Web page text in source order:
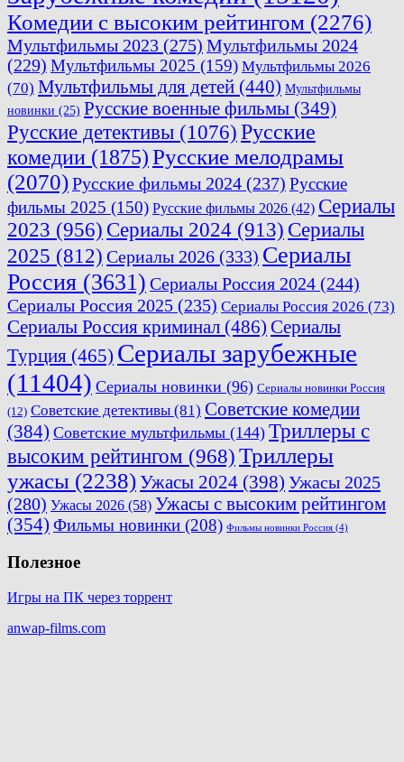
Комедии с высоким рейтингом (2276)
Мультфильмы 2023 (275) Мультфильмы 2024
(229) Мультфильмы 2025 (159) Мультфильмы 2026
(70) Мультфильмы для детей (440) Мультфильмы
новинки (25) Русские военные фильмы (349)
Русские детективы (1076)Русские
комедии (1875)Русские мелодрамы
(2070)Русские фильмы 2024 (237) Русские
фильмы 2025 (150) Русские фильмы 2026 (42) Сериалы
2023 (956) Сериалы 2024 (913) Сериалы
2025 (812) Сериалы 2026 (333) Сериалы
Россия (3631) Сериалы Россия 2024 (244)
Сериалы Россия 2025 (235) Сериалы Россия 2026 (73)
Сериалы Россия криминал (486) Сериалы
Турция (465) Сериалы зарубежные
(11404) Сериалы новинки (96) Сериалы новинки Россия
(12) Советские детективы (81) Советские комедии
(384) Советские мультфильмы (144) Триллеры с
высоким рейтингом (968) Триллеры
ужасы (2238)Ужасы 2024 (398) Ужасы 2025
(280) Ужасы 2026 (58) Ужасы с высоким рейтингом
(354) Фильмы новинки (208) Фильмы новинки Россия (4)
Полезное
Игры на ПК через торрент
anwap-films.com